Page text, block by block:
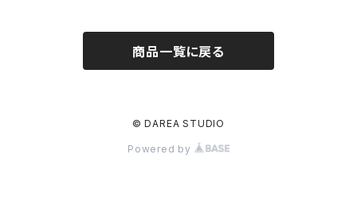
商品一覧に戻る
© DAREA STUDIO
Powered by